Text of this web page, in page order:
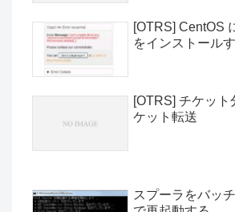
[OTRS] CentOS
をインストール
[OTRS] チケット
ケット転送
スプーラをバッ